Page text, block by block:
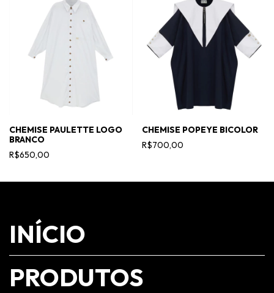
CHEMISE PAULETTE LOGO
BRANCO
R$650,00
CHEMISE POPEYE BICOLOR
R$700,00
INÍCIO
PRODUTOS